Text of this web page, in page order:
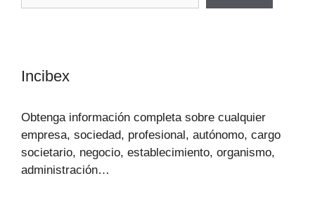
Incibex
Obtenga información completa sobre cualquier
empresa, sociedad, profesional, autónomo, cargo
societario, negocio, establecimiento, organismo,
administración…